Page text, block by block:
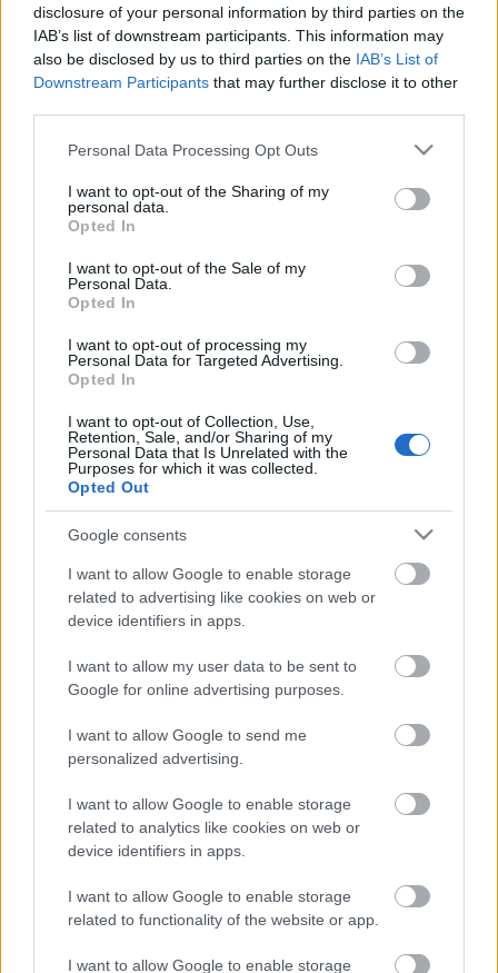
disclosure of your personal information by third parties on the
IAB’s list of downstream participants. This information may
also be disclosed by us to third parties on the IAB’s List of
Downstream Participants that may further disclose it to other
Please note that this website/app uses one or more Google
not limited to your visit or usage behaviour. You may click to
grant or deny consent to Google and its third-party tags to
use your data for below specified purposes in below Google
consent section.
Personal Data Processing Opt Outs
I want to opt-out of the Sharing of my
personal data.
Opted In
I want to opt-out of the Sale of my
Personal Data.
Opted In
I want to opt-out of processing my
Personal Data for Targeted Advertising.
Opted In
I want to opt-out of Collection, Use,
Retention, Sale, and/or Sharing of my
Personal Data that Is Unrelated with the
Purposes for which it was collected.
Opted Out
Google consents
I want to allow Google to enable storage
related to advertising like cookies on web or
device identifiers in apps.
I want to allow my user data to be sent to
Google for online advertising purposes.
I want to allow Google to send me
personalized advertising.
I want to allow Google to enable storage
related to analytics like cookies on web or
device identifiers in apps.
I want to allow Google to enable storage
related to functionality of the website or app.
I want to allow Google to enable storage
Rallye Sanremo '93
A Kit Car korszak: Francia aszfaltrakéták
A Kit Car korszak: A 2 literes világkupa
'96-'99
A Kit Car korszak: A 2 literes világkupa
'93-'95
A hozzászóláshoz be kell lépned!
VAGY